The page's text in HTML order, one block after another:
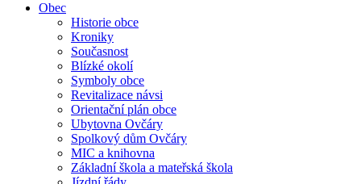
Obec
Historie obce
Kroniky
Současnost
Blízké okolí
Symboly obce
Revitalizace návsi
Orientační plán obce
Ubytovna Ovčáry
Spolkový dům Ovčáry
MIC a knihovna
Základní škola a mateřská škola